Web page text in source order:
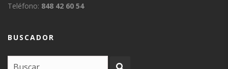
Teléfono: 848 42 60 54
BUSCADOR